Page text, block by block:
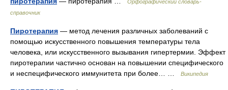
Орфографический словарь-
справочник
Пиротерапия — метод лечения различных заболеваний с
помощью искусственного повышения температуры тела
человека, или искусственного вызывания гипертермии. Эффект
пиротерапии частично основан на повышении специфического
и неспецифического иммунитета при более… …
Википедия